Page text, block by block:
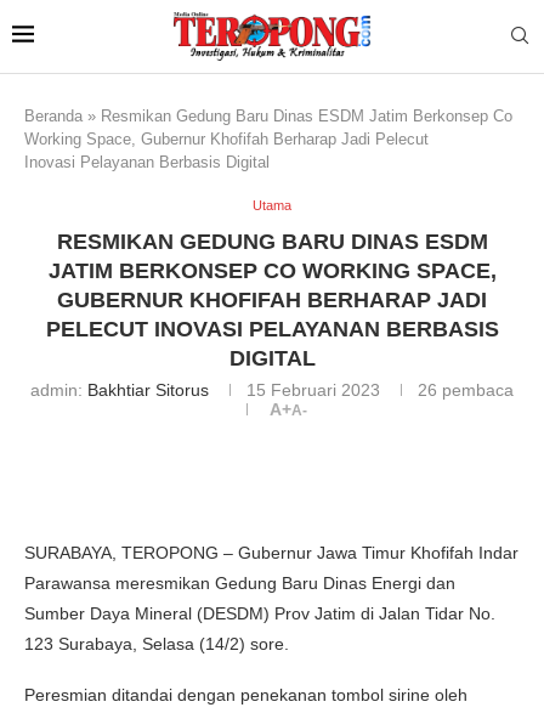
Beranda » Resmikan Gedung Baru Dinas ESDM Jatim Berkonsep Co
Working Space, Gubernur Khofifah Berharap Jadi Pelecut
Inovasi Pelayanan Berbasis Digital
Utama
RESMIKAN GEDUNG BARU DINAS ESDM
JATIM BERKONSEP CO WORKING SPACE,
GUBERNUR KHOFIFAH BERHARAP JADI
PELECUT INOVASI PELAYANAN BERBASIS
DIGITAL
admin: Bakhtiar Sitorus 15 Februari 2023 26 pembaca
A+A-
SURABAYA, TEROPONG – Gubernur Jawa Timur Khofifah Indar
Parawansa meresmikan Gedung Baru Dinas Energi dan
Sumber Daya Mineral (DESDM) Prov Jatim di Jalan Tidar No.
123 Surabaya, Selasa (14/2) sore.
Peresmian ditandai dengan penekanan tombol sirine oleh